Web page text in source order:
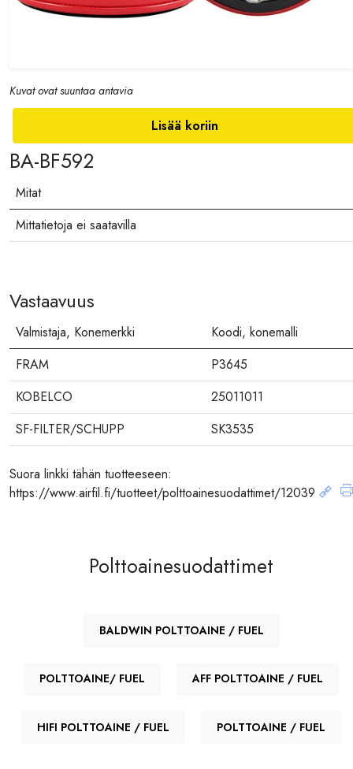
Kuvat ovat suuntaa antavia
Lisää koriin
BA-BF592
Mitat
Mittatietoja ei saatavilla
Vastaavuus
Valmistaja, Konemerkki
Koodi, konemalli
FRAM
P3645
KOBELCO
25011011
SF-FILTER/SCHUPP
SK3535
Suora linkki tähän tuotteeseen:
https://www.airfil.fi/tuotteet/polttoainesuodattimet/12039
Polttoainesuodattimet
BALDWIN POLTTOAINE / FUEL
POLTTOAINE/ FUEL AFF POLTTOAINE / FUEL
HIFI POLTTOAINE / FUEL POLTTOAINE / FUEL